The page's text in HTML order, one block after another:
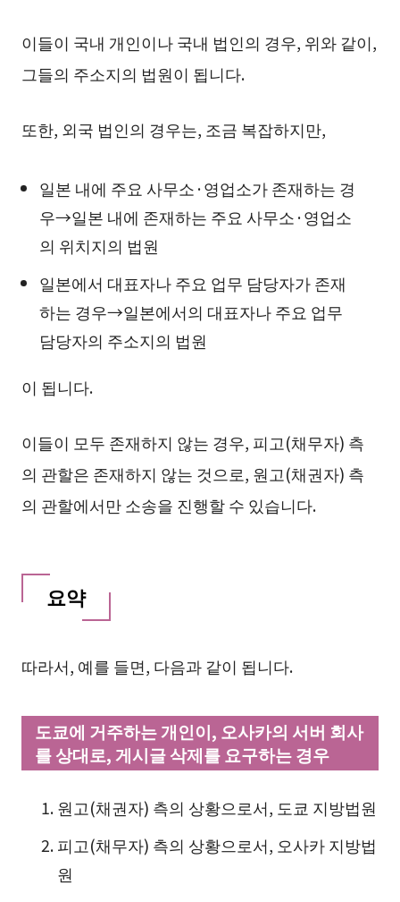
이들이 국내 개인이나 국내 법인의 경우, 위와 같이,
그들의 주소지의 법원이 됩니다.
또한, 외국 법인의 경우는, 조금 복잡하지만,
일본 내에 주요 사무소·영업소가 존재하는 경
우→일본 내에 존재하는 주요 사무소·영업소
의 위치지의 법원
일본에서 대표자나 주요 업무 담당자가 존재
하는 경우→일본에서의 대표자나 주요 업무
담당자의 주소지의 법원
이 됩니다.
이들이 모두 존재하지 않는 경우, 피고(채무자) 측
의 관할은 존재하지 않는 것으로, 원고(채권자) 측
의 관할에서만 소송을 진행할 수 있습니다.
요약
따라서, 예를 들면, 다음과 같이 됩니다.
도쿄에 거주하는 개인이, 오사카의 서버 회사
를 상대로, 게시글 삭제를 요구하는 경우
원고(채권자) 측의 상황으로서, 도쿄 지방법원
피고(채무자) 측의 상황으로서, 오사카 지방법
원